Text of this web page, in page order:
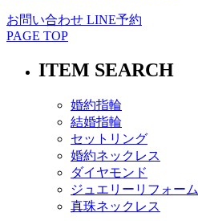
お問い合わせ LINE予約
PAGE TOP
ITEM SEARCH
婚約指輪
結婚指輪
セットリング
婚約ネックレス
ダイヤモンド
ジュエリーリフォーム
真珠ネックレス